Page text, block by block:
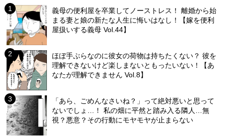
義母の便利屋を卒業してノーストレス！ 離婚から始
まる妻と娘の新たな人生に悔いはなし！【嫁を便利
屋扱いする義母 Vol.44】
ほぼ手ぶらなのに彼女の荷物は持ちたくない？ 彼を
理解できないけど楽しまないともったいない！【あ
なたが理解できません Vol.8】
「あら、ごめんなさいね？」って絶対悪いと思って
ないでしょ…！ 私の畑に平然と踏み入る隣人…無
視？悪意？その行動にモヤモヤが止まらない